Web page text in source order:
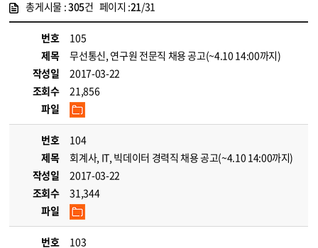
총게시물 :305건 페이지 :21/31
번호
105
제목
무선통신, 연구원 전문직 채용 공고(~4.10 14:00까지)
작성일
2017-03-22
조회수
21,856
파일
번호
104
제목
회계사, IT, 빅데이터 경력직 채용 공고(~4.10 14:00까지)
작성일
2017-03-22
조회수
31,344
파일
번호
103